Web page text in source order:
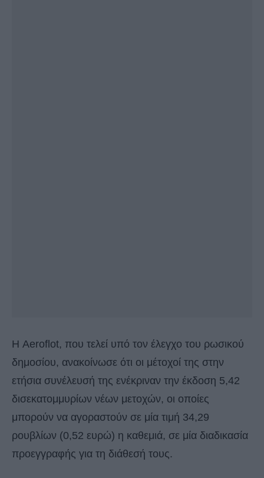
Η Aeroflot, που τελεί υπό τον έλεγχο του ρωσικού
δημοσίου, ανακοίνωσε ότι οι μέτοχοί της στην
ετήσια συνέλευσή της ενέκριναν την έκδοση 5,42
δισεκατομμυρίων νέων μετοχών, οι οποίες
μπορούν να αγοραστούν σε μία τιμή 34,29
ρουβλίων (0,52 ευρώ) η καθεμιά, σε μία διαδικασία
προεγγραφής για τη διάθεσή τους.